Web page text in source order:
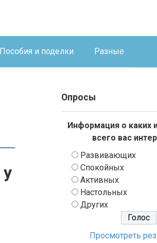
Пособия и поделки Разные
Опросы
Информация о каких
всего вас
Развивающих
Спокойных
Активных
Настольных
Других
Просмотреть